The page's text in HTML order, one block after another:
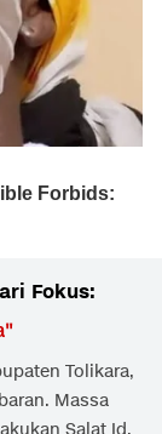
Fokus:
"
Tolikara,
Massa